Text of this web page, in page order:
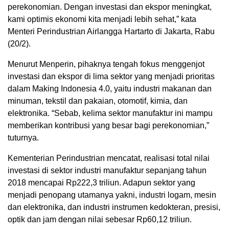
perekonomian. Dengan investasi dan ekspor meningkat,
kami optimis ekonomi kita menjadi lebih sehat,” kata
Menteri Perindustrian Airlangga Hartarto di Jakarta, Rabu
(20/2).
Menurut Menperin, pihaknya tengah fokus menggenjot
investasi dan ekspor di lima sektor yang menjadi prioritas
dalam Making Indonesia 4.0, yaitu industri makanan dan
minuman, tekstil dan pakaian, otomotif, kimia, dan
elektronika. “Sebab, kelima sektor manufaktur ini mampu
memberikan kontribusi yang besar bagi perekonomian,”
tuturnya.
Kementerian Perindustrian mencatat, realisasi total nilai
investasi di sektor industri manufaktur sepanjang tahun
2018 mencapai Rp222,3 triliun. Adapun sektor yang
menjadi penopang utamanya yakni, industri logam, mesin
dan elektronika, dan industri instrumen kedokteran, presisi,
optik dan jam dengan nilai sebesar Rp60,12 triliun.